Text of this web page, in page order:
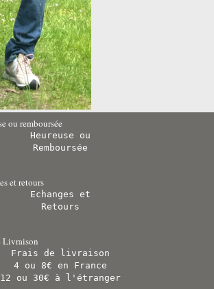
Heureuse ou
Remboursée
Echanges et
Retours
Frais de livraison
4 ou 8€ en France
12 ou 30€ à l'étranger